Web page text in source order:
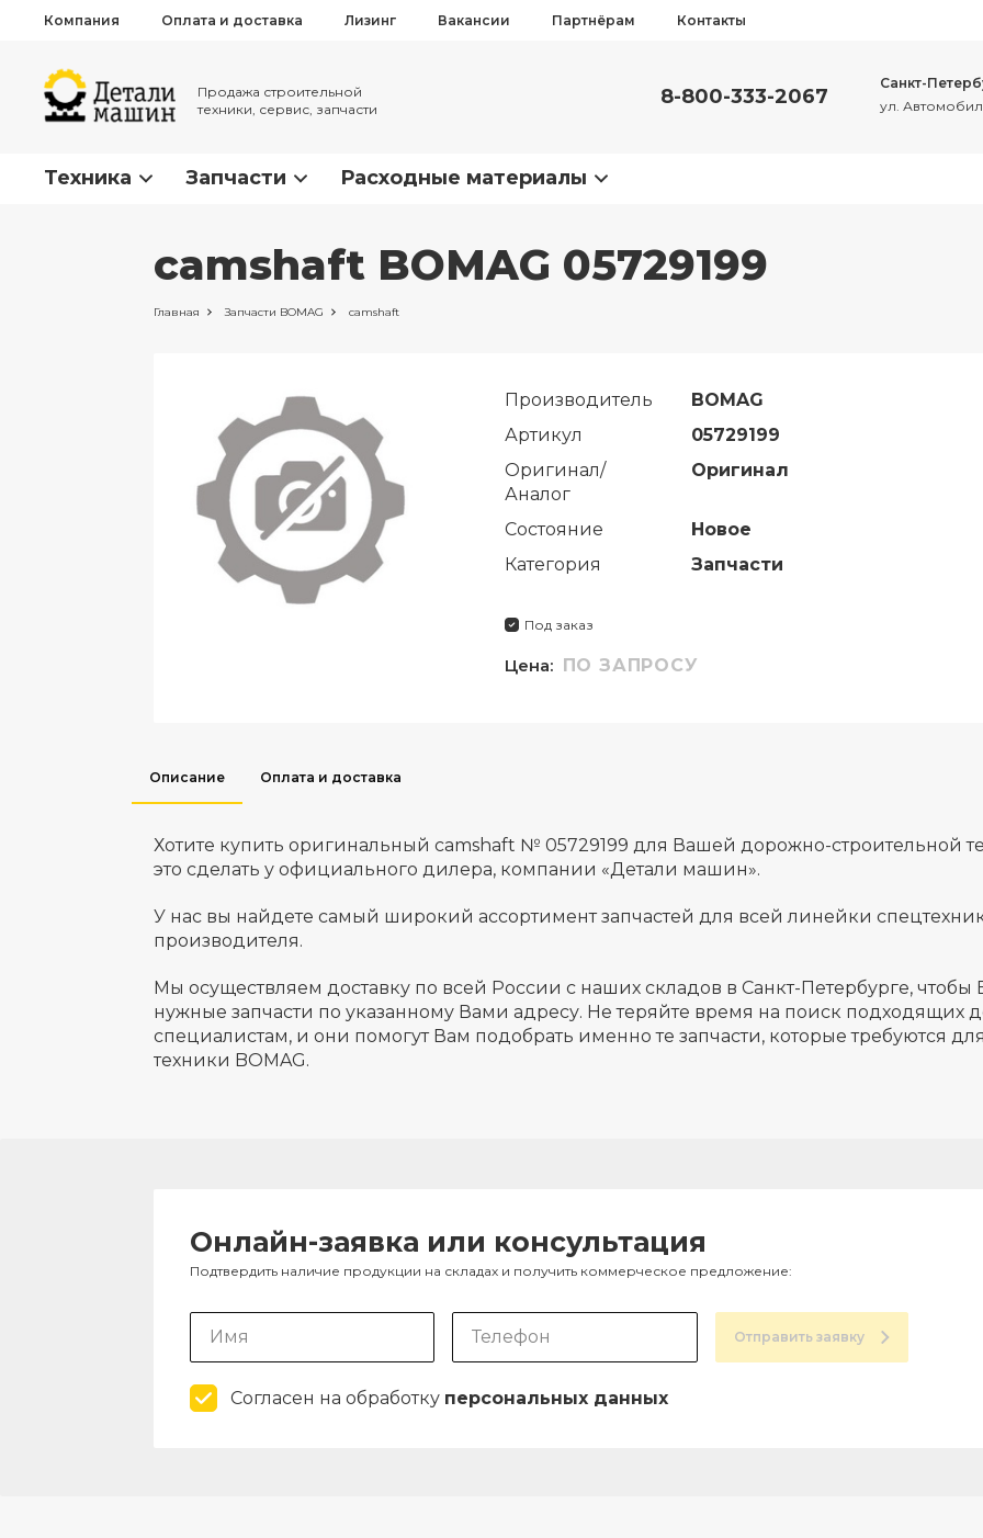
Компания Оплата и доставка Лизинг Вакансии Партнёрам Контакты
Продажа строительной
техники, сервис, запчасти
8-800-333-2067
Санкт-
ул.
Техника Запчасти Расходные материалы
camshaft BOMAG 05729199
Главная Запчасти BOMAG camshaft
Производитель
BOMAG
Артикул
05729199
Оригинал/
Аналог
Оригинал
Состояние
Новое
Категория
Запчасти
Под заказ
Цена: ПО ЗАПРОСУ
Описание Оплата и доставка
Хотите купить оригинальный camshaft № 05729199 для Вашей дорожно-строительной
это сделать у официального дилера, компании «Детали машин».
У нас вы найдете самый широкий ассортимент запчастей для всей линейки
производителя.
Мы осуществляем доставку по всей России с наших складов в Санкт-Петербурге, чтобы
нужные запчасти по указанному Вами адресу. Не теряйте время на поиск подходящих
специалистам, и они помогут Вам подобрать именно те запчасти, которые требуются
техники BOMAG.
Онлайн-заявка или консультация
Подтвердить наличие продукции на складах и получить коммерческое предложение:
Отправить заявку
Согласен на обработку персональных данных